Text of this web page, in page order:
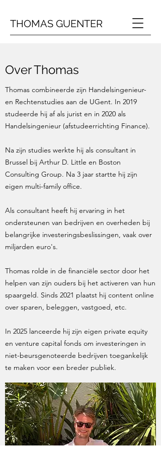
THOMAS GUENTER
Over Thomas
Thomas combineerde zijn Handelsingenieur-
en Rechtenstudies aan de UGent. In 2019
studeerde hij af als jurist en in 2020 als
Handelsingenieur (afstudeerrichting Finance).
Na zijn studies werkte hij als consultant in
Brussel bij Arthur D. Little en Boston
Consulting Group. Na 3 jaar startte hij zijn
eigen multi-family office.
Als consultant heeft hij ervaring in het
ondersteunen van bedrijven en overheden bij
belangrijke investeringsbeslissingen, vaak over
miljarden euro's.
Thomas rolde in de financiële sector door het
helpen van zijn ouders bij het activeren van hun
spaargeld. Sinds 2021 plaatst hij content online
over sparen, beleggen, vastgoed, etc.
In 2025 lanceerde hij zijn eigen private equity
en venture capital fonds om investeringen in
niet-beursgenoteerde bedrijven toegankelijk
te maken voor een breder publiek.​